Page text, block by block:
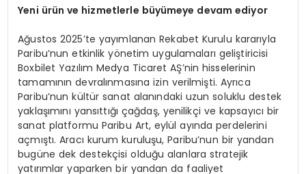
Yeni ürün ve hizmetlerle büyümeye devam ediyor
Ağustos 2025’te yayımlanan Rekabet Kurulu kararıyla
Paribu’nun etkinlik yönetim uygulamaları geliştiricisi
Boxbilet Yazılım Medya Ticaret AŞ’nin hisselerinin
tamamının devralınmasına izin verilmişti. Ayrıca
Paribu’nun kültür sanat alanındaki uzun soluklu destek
yaklaşımını yansıttığı çağdaş, yenilikçi ve kapsayıcı bir
sanat platformu Paribu Art, eylül ayında perdelerini
açmıştı. Aracı kurum kuruluşu, Paribu’nun bir yandan
bugüne dek destekçisi olduğu alanlara stratejik
yatırımlar yaparken bir yandan da faaliyet